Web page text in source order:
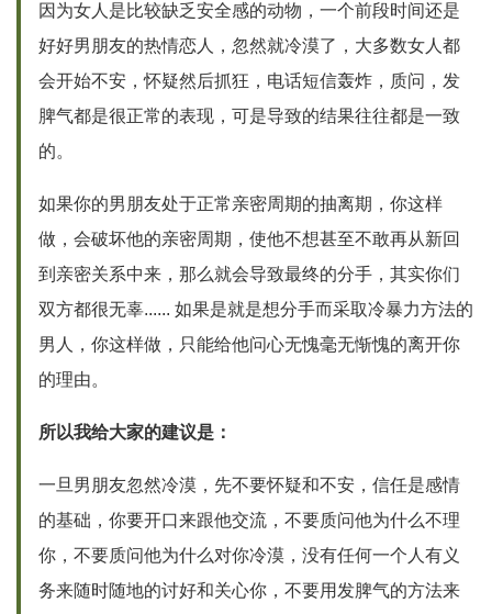
因为女人是比较缺乏安全感的动物，一个前段时间还是
好好男朋友的热情恋人，忽然就冷漠了，大多数女人都
会开始不安，怀疑然后抓狂，电话短信轰炸，质问，发
脾气都是很正常的表现，可是导致的结果往往都是一致
的。
如果你的男朋友处于正常亲密周期的抽离期，你这样
做，会破坏他的亲密周期，使他不想甚至不敢再从新回
到亲密关系中来，那么就会导致最终的分手，其实你们
双方都很无辜...... 如果是就是想分手而采取冷暴力方法的
男人，你这样做，只能给他问心无愧毫无惭愧的离开你
的理由。
所以我给大家的建议是：
一旦男朋友忽然冷漠，先不要怀疑和不安，信任是感情
的基础，你要开口来跟他交流，不要质问他为什么不理
你，不要质问他为什么对你冷漠，没有任何一个人有义
务来随时随地的讨好和关心你，不要用发脾气的方法来